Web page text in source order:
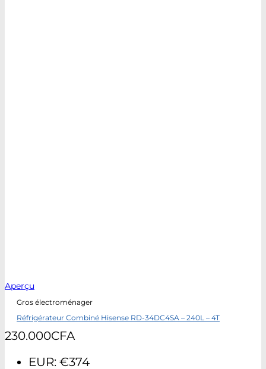
Aperçu
Gros électroménager
Réfrigérateur Combiné Hisense RD-34DC4SA – 240L – 4T
230.000CFA
EUR: €374